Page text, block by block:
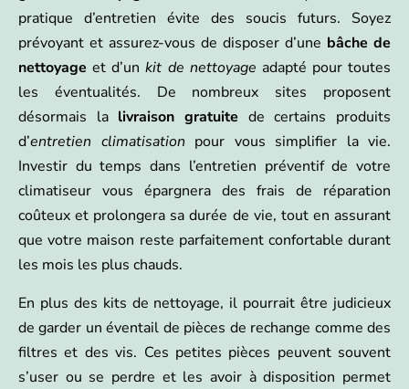
pratique d’entretien évite des soucis futurs. Soyez
prévoyant et assurez-vous de disposer d’une bâche de
nettoyage et d’unkit de nettoyage adapté pour toutes
les éventualités. De nombreux sites proposent
désormais la livraison gratuite de certains produits
d’entretien climatisation pour vous simplifier la vie.
Investir du temps dans l’entretien préventif de votre
climatiseur vous épargnera des frais de réparation
coûteux et prolongera sa durée de vie, tout en assurant
que votre maison reste parfaitement confortable durant
les mois les plus chauds.
En plus des kits de nettoyage, il pourrait être judicieux
de garder un éventail de pièces de rechange comme des
filtres et des vis. Ces petites pièces peuvent souvent
s’user ou se perdre et les avoir à disposition permet